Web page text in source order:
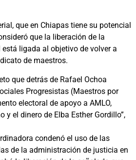
que en Chiapas tiene su potencial
que la liberación de la
ligada al objetivo de volver a
de maestros.
que detrás de Rafael Ochoa
Progresistas (Maestros por
electoral de apoyo a AMLO,
y el dinero de Elba Esther Gordillo”,
condenó el uso de las
de la administración de justicia en